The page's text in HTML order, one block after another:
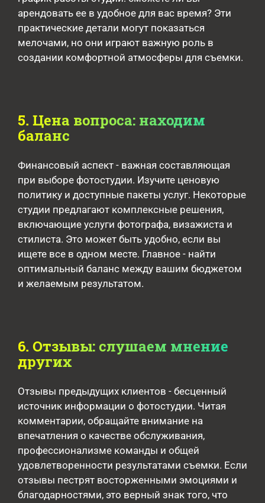
арендовать ее в удобное для вас время? Эти
практические детали могут показаться
мелочами, но они играют важную роль в
создании комфортной атмосферы для съемки.
5. Цена вопроса: находим
баланс
Финансовый аспект - важная составляющая
при выборе фотостудии. Изучите ценовую
политику и доступные пакеты услуг. Некоторые
студии предлагают комплексные решения,
включающие услуги фотографа, визажиста и
стилиста. Это может быть удобно, если вы
ищете все в одном месте. Главное - найти
оптимальный баланс между вашим бюджетом
и желаемым результатом.
6. Отзывы: слушаем мнение
других
Отзывы предыдущих клиентов - бесценный
источник информации о фотостудии. Читая
комментарии, обращайте внимание на
впечатления о качестве обслуживания,
профессионализме команды и общей
удовлетворенности результатами съемки. Если
отзывы пестрят восторженными эмоциями и
благодарностями, это верный знак того, что